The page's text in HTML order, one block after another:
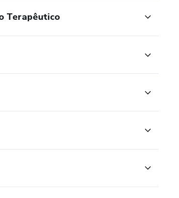
Terapêutico